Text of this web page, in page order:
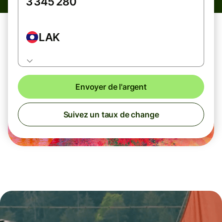
LAK
Envoyer de l'argent
Suivez un taux de change